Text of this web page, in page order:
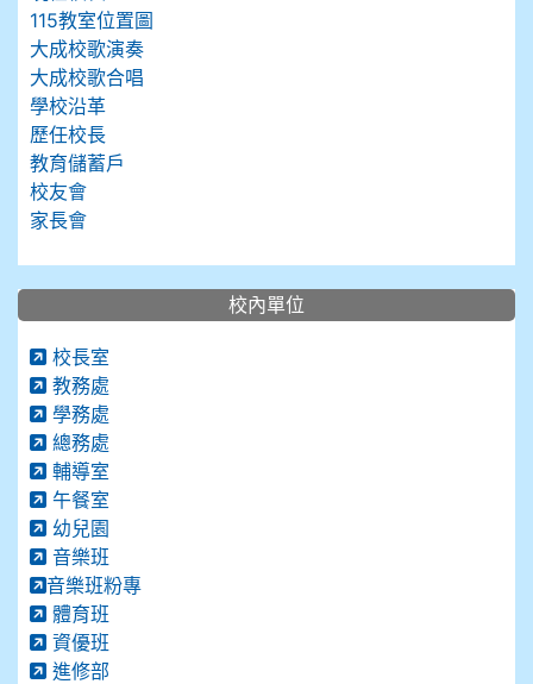
115教室位置圖
大成校歌演奏
大成校歌合唱
學校沿革
歷任校長
教育儲蓄戶
校友會
家長會
校內單位
校長室
教務處
學務處
總務處
輔導室
午餐室
幼兒園
音樂班
音樂班粉專
體育班
資優班
進修部